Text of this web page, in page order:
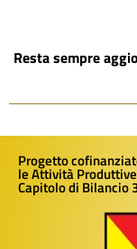
Resta sempre
Progetto
le Attività
Capitolo di Bilancio